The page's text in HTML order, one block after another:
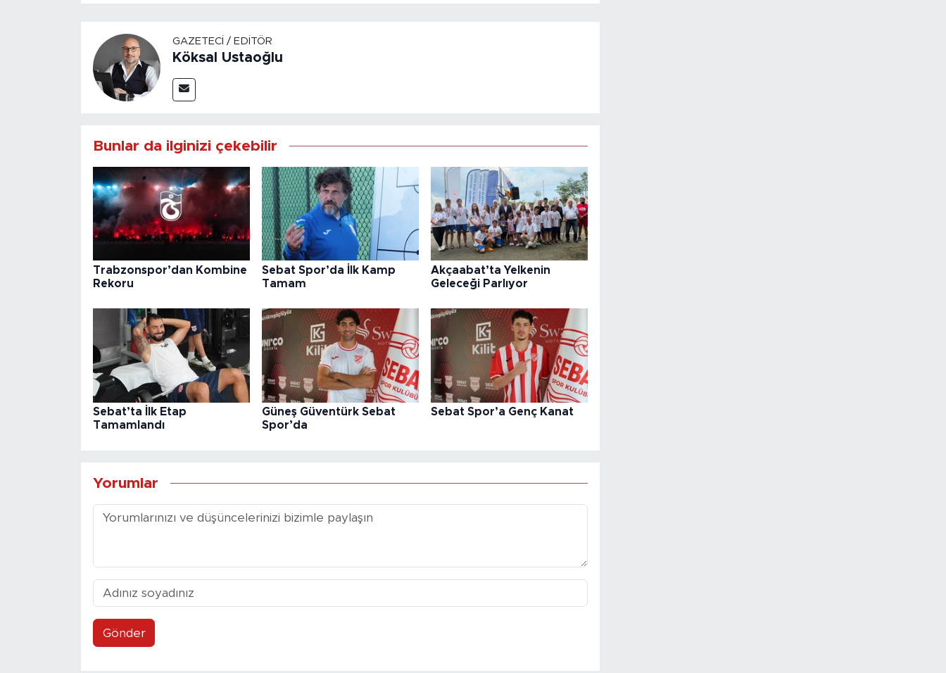
GAZETECI / EDITÖR
Köksal Ustaoğlu
Bunlar da ilginizi çekebilir
Trabzonspor’dan Kombine
Rekoru
Sebat Spor’da İlk Kamp
Tamam
Akçaabat’ta Yelkenin
Geleceği Parlıyor
Sebat’ta İlk Etap
Tamamlandı
Güneş Güventürk Sebat
Spor’da
Sebat Spor’a Genç Kanat
Yorumlar
Gönder